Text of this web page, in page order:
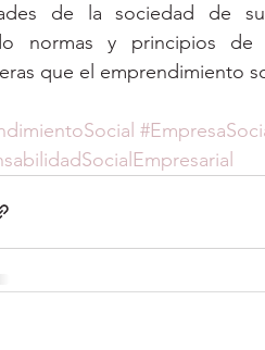
de la sociedad de
normas y principios de
que el emprendimiento